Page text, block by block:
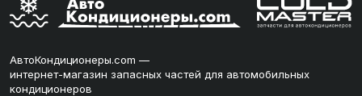
АвтоКондиционеры.com —
интернет-магазин запасных частей для автомобильных
кондиционеров